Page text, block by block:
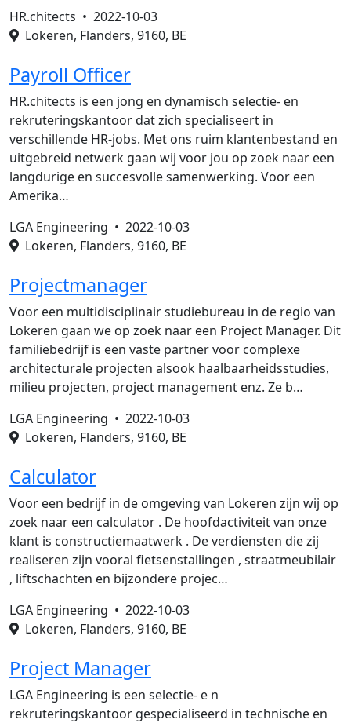
HR.chitects • 2022-10-03
Lokeren, Flanders, 9160, BE
Payroll Officer
HR.chitects is een jong en dynamisch selectie- en
rekruteringskantoor dat zich specialiseert in
verschillende HR-jobs. Met ons ruim klantenbestand en
uitgebreid netwerk gaan wij voor jou op zoek naar een
langdurige en succesvolle samenwerking. Voor een
Amerika…
LGA Engineering • 2022-10-03
Lokeren, Flanders, 9160, BE
Projectmanager
Voor een multidisciplinair studiebureau in de regio van
Lokeren gaan we op zoek naar een Project Manager. Dit
familiebedrijf is een vaste partner voor complexe
architecturale projecten alsook haalbaarheidsstudies,
milieu projecten, project management enz. Ze b…
LGA Engineering • 2022-10-03
Lokeren, Flanders, 9160, BE
Calculator
Voor een bedrijf in de omgeving van Lokeren zijn wij op
zoek naar een calculator . De hoofdactiviteit van onze
klant is constructiemaatwerk . De verdiensten die zij
realiseren zijn vooral fietsenstallingen , straatmeubilair
, liftschachten en bijzondere projec…
LGA Engineering • 2022-10-03
Lokeren, Flanders, 9160, BE
Project Manager
LGA Engineering is een selectie- e n
rekruteringskantoor gespecialiseerd in technische en